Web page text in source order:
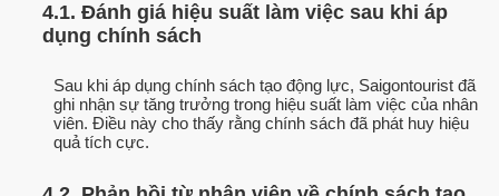
4.1. Đánh giá hiệu suất làm việc sau khi áp
dụng chính sách
Sau khi áp dụng chính sách tạo động lực, Saigontourist đã
ghi nhận sự tăng trưởng trong hiệu suất làm việc của nhân
viên. Điều này cho thấy rằng chính sách đã phát huy hiệu
quả tích cực.